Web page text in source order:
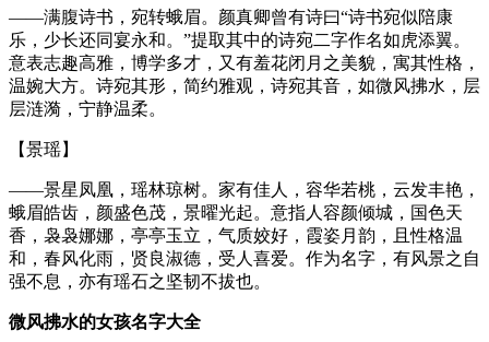
——满腹诗书，宛转蛾眉。颜真卿曾有诗曰“诗书宛似陪康
乐，少长还同宴永和。”提取其中的诗宛二字作名如虎添翼。
意表志趣高雅，博学多才，又有羞花闭月之美貌，寓其性格，
温婉大方。诗宛其形，简约雅观，诗宛其音，如微风拂水，层
层涟漪，宁静温柔。
【景瑶】
——景星凤凰，瑶林琼树。家有佳人，容华若桃，云发丰艳，
蛾眉皓齿，颜盛色茂，景曜光起。意指人容颜倾城，国色天
香，袅袅娜娜，亭亭玉立，气质姣好，霞姿月韵，且性格温
和，春风化雨，贤良淑德，受人喜爱。作为名字，有风景之自
强不息，亦有瑶石之坚韧不拔也。
微风拂水的女孩名字大全